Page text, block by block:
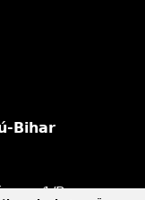
Bihar
u. 1/B.